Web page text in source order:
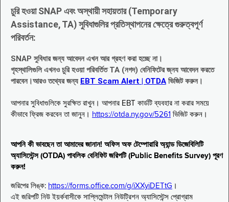
চুরি হওয়া SNAP এবং অস্থায়ী সহায়তার (Temporary
Assistance, TA) সুবিধাগুলির প্রতিস্থাপনের ক্ষেত্রে গুরুত্বপূর্ণ
পরিবর্তন:
SNAP সুবিধার জন্য আবেদন এখন আর গ্রহণ করা হচ্ছে না।
গৃহস্থালিগুলি এখনও চুরি হওয়া পরিবর্তিত TA (নগদ) বেনিফিটের জ্নয আবেদন করতে
পারবেন।আরও তথ্যের জন্য EBT Scam Alert | OTDA ভিজিট করুন।
আপনার সুবিধাগুলিকে সুরক্ষিত রাখুন। আপনার EBT কার্ডটি ব্যবহার না করার সময়ে
কীভাবে ফ্রিজ করবেন তা জানুন। https://otda.ny.gov/5261 ভিজিট করুন।
আপনি কী ভাবছেন তা আমাদের জানান! অফিস অফ টেম্পোরারি অ্যান্ড ডিজেবিলিটি
অ্যাসিস্টেন্স (OTDA) পাবলিক বেনিফিট জরিপটি (Public Benefits Survey) পূরণ
করুন!
জরিপের লিঙ্ক: https://forms.office.com/g/iXXyiDETtG ।
এই জরিপটি নিউ ইয়র্কবাসীকে সাপ্লিমেন্টাল নিউট্রিশন অ্যাসিস্টেন্স প্রোগ্রাম